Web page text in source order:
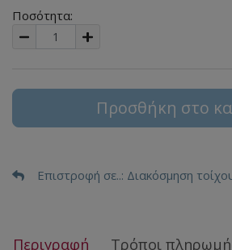
Ποσότητα:
Προσθήκη στο
Επιστροφή σε..: Διακόσμηση
Περιγραφή Τρόποι